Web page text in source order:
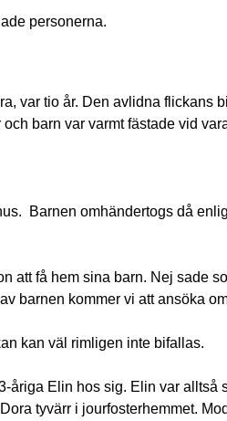
personerna.
var tio år. Den avlidna flickans
barn var varmt fästade vid
Barnen omhändertogs då
att få hem sina barn. Nej sade
barnen kommer vi att ansöka
kan väl rimligen inte bifallas.
åriga Elin hos sig. Elin var alltså
tyvärr i jourfosterhemmet.